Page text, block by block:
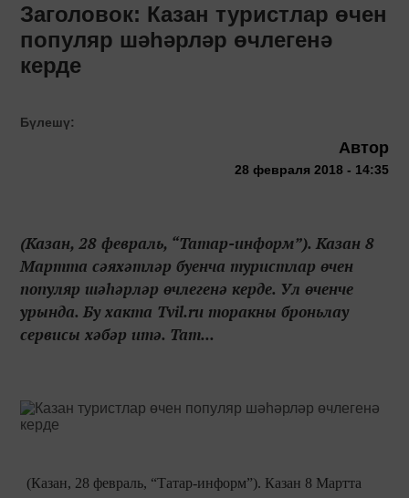
Заголовок: Казан туристлар өчен
популяр шәһәрләр өчлегенә
керде
Бүлешү:
Автор
28 февраля 2018 - 14:35
(Казан, 28 февраль, “Татар-информ”). Казан 8
Мартта сәяхәтләр буенча туристлар өчен
популяр шәһәрләр өчлегенә керде. Ул өченче
урында. Бу хакта Tvil.ru торакны броньлау
сервисы хәбәр итә. Тат...
(Казан, 28 февраль, “Татар-информ”). Казан 8 Мартта